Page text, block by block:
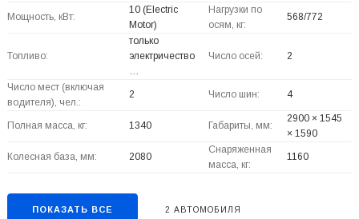
Мощность, кВт:
10 (Electric
Motor)
Нагрузки по
осям, кг:
568/772
Топливо:
только
электричество
…
Число осей: 2
Число мест (включая
водителя), чел.:
2 Число шин: 4
Полная масса, кг: 1340 Габариты, мм:
2900 × 1545
× 1590
Колесная база, мм: 2080
Снаряженная
масса, кг:
1160
ПОКАЗАТЬ ВСЕ 2 АВТОМОБИЛЯ